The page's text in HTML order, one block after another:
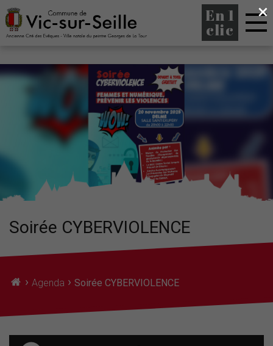
En 1
clic
Soirée CYBERVIOLENCE
› Agenda › Soirée CYBERVIOLENCE
×